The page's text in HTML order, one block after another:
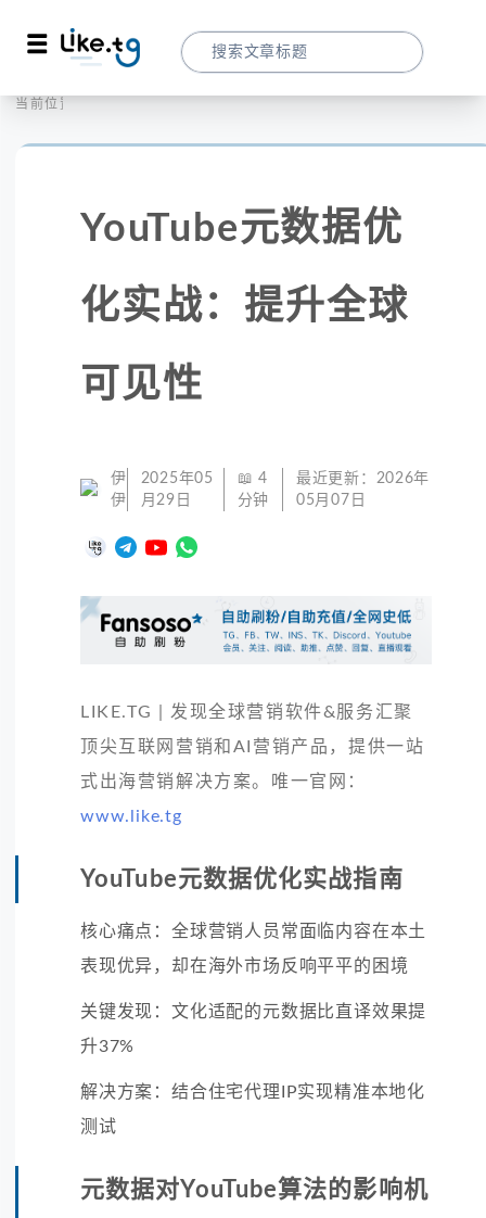
当前位置：
YouTube元数据优
化实战：提升全球
可见性
伊
伊
2025年05
月29日
📖 4
分钟
最近更新： 2026年
05月07日
LIKE.TG | 发现全球营销软件&服务汇聚
顶尖互联网营销和AI营销产品，提供一站
式出海营销解决方案。唯一官网：
www.like.tg
YouTube元数据优化实战指南
核心痛点：全球营销人员常面临内容在本土
表现优异，却在海外市场反响平平的困境
关键发现：文化适配的元数据比直译效果提
升37%
解决方案：结合住宅代理IP实现精准本地化
测试
元数据对YouTube算法的影响机